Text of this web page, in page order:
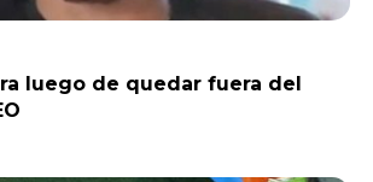
luego de quedar fuera del